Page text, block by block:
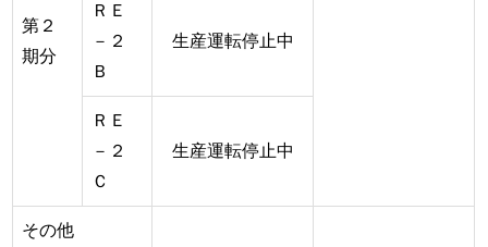
第２
期分
ＲＥ
－２
Ｂ
生産運転停止中
ＲＥ
－２
Ｃ
生産運転停止中
その他